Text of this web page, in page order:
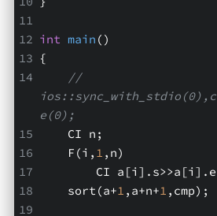
int main ()
{
//
e(0);
    CI n;
    F(i,
1 ,n)
CI
    sort(a+
1 ,a+n+1 ,cmp);